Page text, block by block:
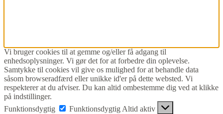
Vi bruger cookies til at gemme og/eller få adgang til
enhedsoplysninger. Vi gør det for at forbedre din oplevelse.
Samtykke til cookies vil give os mulighed for at behandle data
såsom browseradfærd eller unikke id'er på dette websted. Vi
respekterer at du afviser. Du kan altid ombestemme dig ved at klikke
på indstillinger.
Funktionsdygtig
Funktionsdygtig Altid aktiv